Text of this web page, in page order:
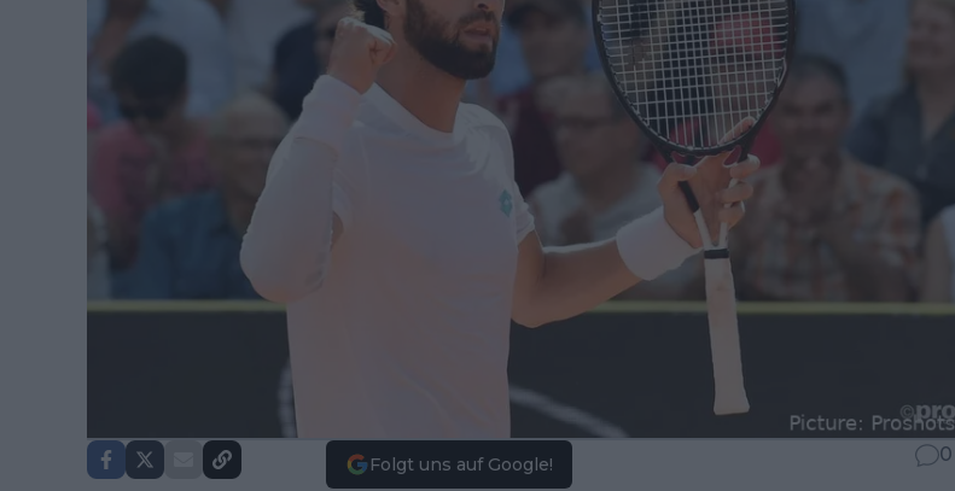
Folgt uns auf Google! 0